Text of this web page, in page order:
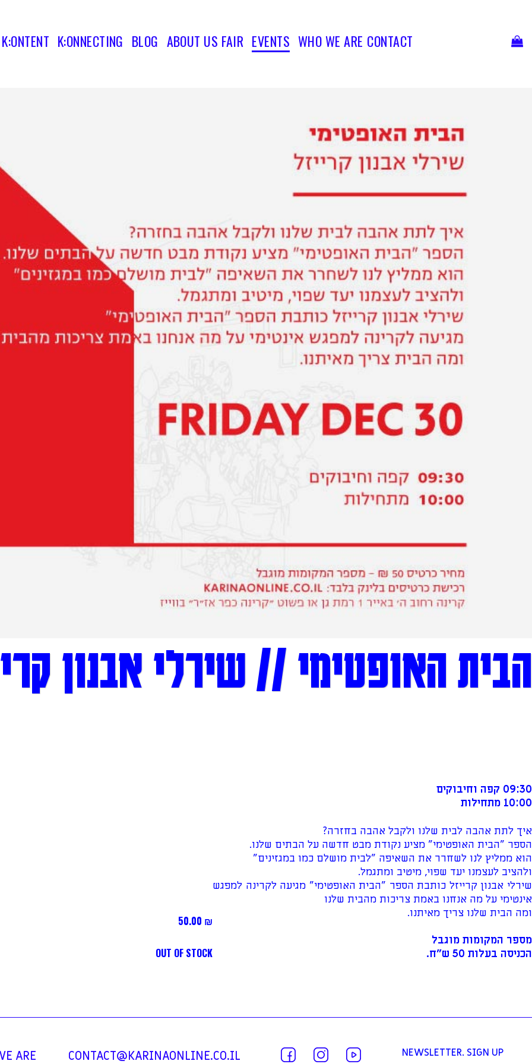
content
K:ONTENT K:ONNECTING BLOG ABOUT US FAIR EVENTS WHO WE ARE CONTACT
הבית האופטימי // שירלי אבנון
09:30 קפה וחיבוקים
10:00 מתחילות
איך לתת אהבה לבית שלנו ולקבל אהבה בחזרה?
הספר "הבית האופטימי" מציע נקודת מבט חדשה על הבתים שלנו.
הוא ממליץ לנו לשחרר את השאיפה "לבית מושלם כמו במגזינים"
ולהציב לעצמנו יעד שפוי, מיטיב ומתגמל.
שירלי אבנון קרייזל כותבת הספר "הבית האופטימי" מגיעה לקרינה למפגש
אינטימי על מה אנחנו באמת צריכות מהבית שלנו
ומה הבית שלנו צריך מאיתנו.
מספר המקומות מוגבל
הכניסה בעלות 50 ש"ח.
50.00 ₪
OUT OF STOCK
ARE CONTACT@KARINAONLINE.CO.IL NEWSLETTER. SIGN UP